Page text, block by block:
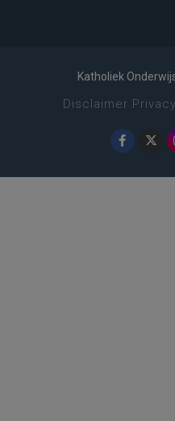
Katholiek
Disclaimer Privacy